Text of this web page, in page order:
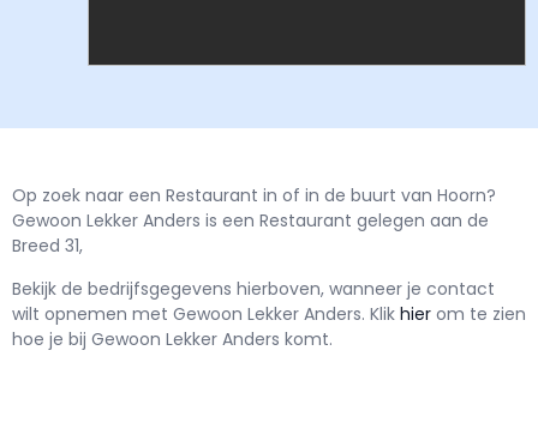
Op zoek naar een Restaurant in of in de buurt van Hoorn?
Gewoon Lekker Anders is een Restaurant gelegen aan de
Breed 31,
Bekijk de bedrijfsgegevens hierboven, wanneer je contact
wilt opnemen met Gewoon Lekker Anders. Klik hier om te zien
hoe je bij Gewoon Lekker Anders komt.